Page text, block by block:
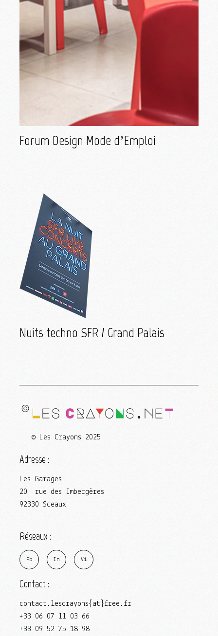
Forum Design Mode d’Emploi
Nuits techno SFR / Grand Palais
© Les Crayons 2025
Adresse :
Les Garages
20, rue des Imbergères
92330 Sceaux
Réseaux :
Fb In Vi
Contact :
contact.lescrayons{at}free.fr
+33 06 07 11 03 66
+33 09 52 75 18 98